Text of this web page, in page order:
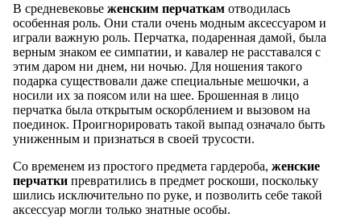
В средневековье женским перчаткамотводилась
особенная роль. Они стали очень модным аксессуаром и
играли важную роль. Перчатка, подаренная дамой, была
верным знаком ее симпатии, и кавалер не расставался с
этим даром ни днем, ни ночью. Для ношения такого
подарка существовали даже специальные мешочки, а
носили их за поясом или на шее. Брошенная в лицо
перчатка была открытым оскорблением и вызовом на
поединок. Проигнорировать такой выпад означало быть
униженным и признаться в своей трусости.
Со временем из простого предмета гардероба, женские
перчаткипревратились в предмет роскоши, поскольку
шились исключительно по руке, и позволить себе такой
аксессуар могли только знатные особы.